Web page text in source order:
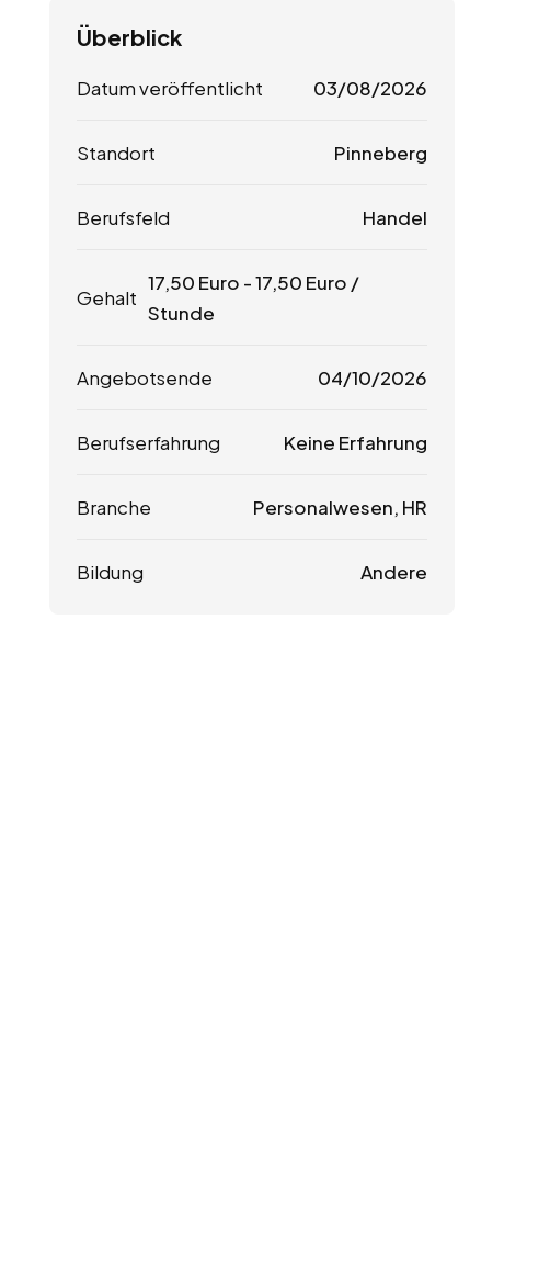
Überblick
Datum veröffentlicht 03/08/2026
Standort Pinneberg
Berufsfeld Handel
Gehalt
17,50 Euro -17,50 Euro /
Stunde
Angebotsende 04/10/2026
Berufserfahrung Keine Erfahrung
Branche Personalwesen, HR
Bildung Andere